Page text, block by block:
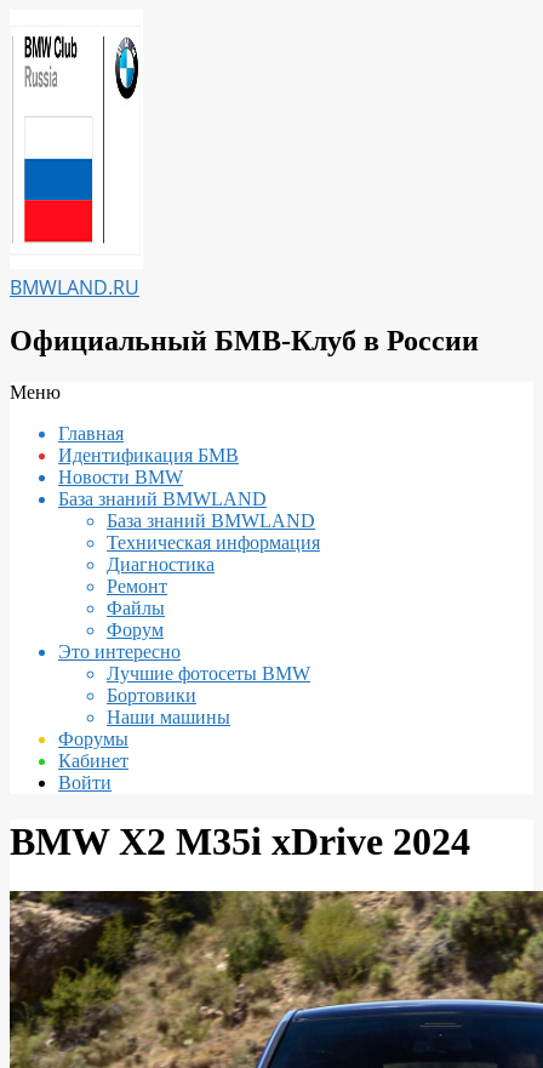
к
содержимому
BMWLAND.RU
Официальный БМВ-Клуб в России
Вторичное
навигации
Меню
Главная
Идентификация БМВ
Новости BMW
База знаний BMWLAND
База знаний BMWLAND
Техническая информация
Диагностика
Ремонт
Файлы
Форум
Это интересно
Лучшие фотосеты BMW
Бортовики
Наши машины
Форумы
Кабинет
Войти
BMW X2 M35i xDrive 2024